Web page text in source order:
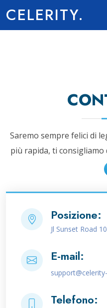
CELERITY.
Saremo sempre felici di
più rapida, ti
Posizione:
Jl Sunset Road
E-mail:
Telefono: